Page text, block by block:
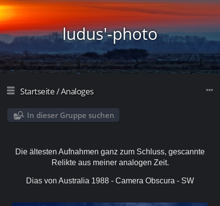
ludus'-photo
Startseite/Analoges
In dieser Gruppe suchen
Die ältesten Aufnahmen ganz zum Schluss, gescannte
Relikte aus meiner analogen Zeit.
Dias von Australia 1988 - Camera Obscura - SW